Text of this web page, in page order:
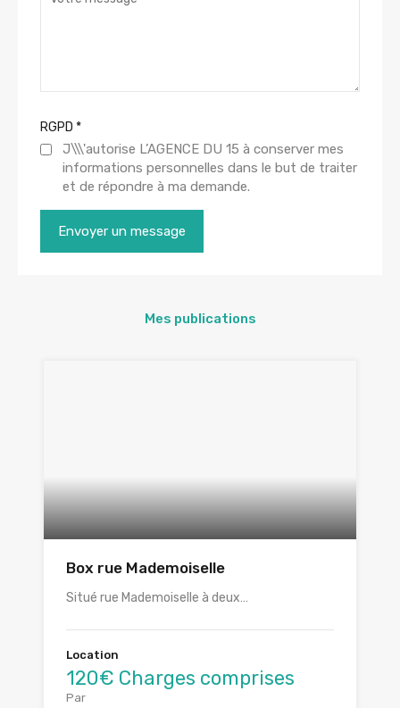
RGPD *
J\\\'autorise L’AGENCE DU 15 à conserver mes
informations personnelles dans le but de traiter
et de répondre à ma demande.
Mes publications
Box rue Mademoiselle
Situé rue Mademoiselle à deux…
Location
120€ Charges comprises
Par